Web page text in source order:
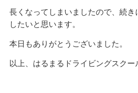
長くなってしまいましたので、続
したいと思います。
本日もありがとうございました。
以上、はるまるドライビングスクー